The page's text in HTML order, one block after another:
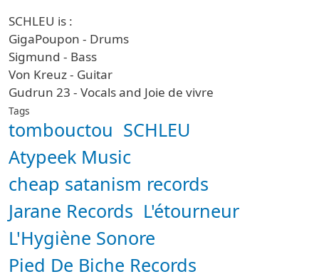
SCHLEU is :
GigaPoupon - Drums
Sigmund - Bass
Von Kreuz - Guitar
Gudrun 23 - Vocals and Joie de vivre
Tags
tombouctou SCHLEU
Atypeek Music
cheap satanism records
Jarane Records L'étourneur
L'Hygiène Sonore
Pied De Biche Records